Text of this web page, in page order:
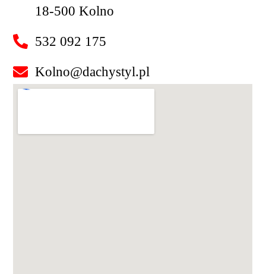
18-500 Kolno
532 092 175
Kolno@dachystyl.pl